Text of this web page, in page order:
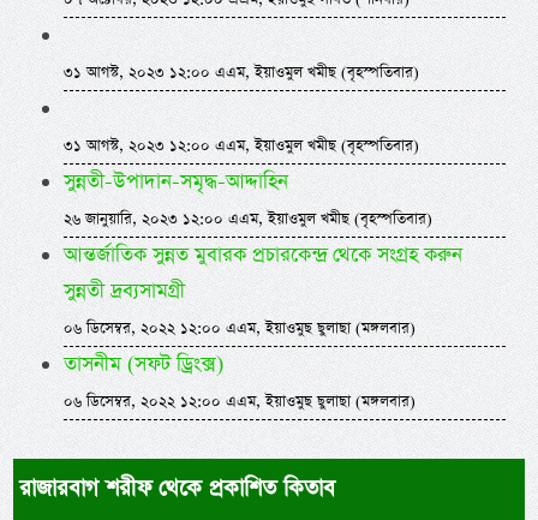
৩১ আগস্ট, ২০২৩ ১২:০০ এএম, ইয়াওমুল খমীছ (বৃহস্পতিবার)
৩১ আগস্ট, ২০২৩ ১২:০০ এএম, ইয়াওমুল খমীছ (বৃহস্পতিবার)
সুন্নতী-উপাদান-সমৃদ্ধ-আদ্দাহিন
২৬ জানুয়ারি, ২০২৩ ১২:০০ এএম, ইয়াওমুল খমীছ (বৃহস্পতিবার)
আন্তর্জাতিক সুন্নত মুবারক প্রচারকেন্দ্র থেকে সংগ্রহ করুন
সুন্নতী দ্রব্যসামগ্রী
০৬ ডিসেম্বর, ২০২২ ১২:০০ এএম, ইয়াওমুছ ছুলাছা (মঙ্গলবার)
তাসনীম (সফট ড্রিংক্স)
০৬ ডিসেম্বর, ২০২২ ১২:০০ এএম, ইয়াওমুছ ছুলাছা (মঙ্গলবার)
রাজারবাগ শরীফ থেকে প্রকাশিত কিতাব